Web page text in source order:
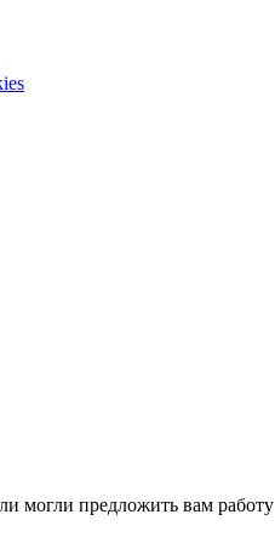
могли предложить вам работу